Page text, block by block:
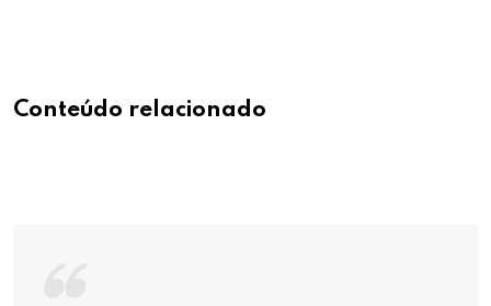
Conteúdo relacionado